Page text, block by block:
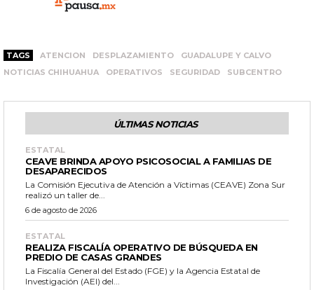
TAGS ATENCION DESPLAZAMIENTO
GUADALUPE Y CALVO
NOTICIAS CHIHUAHUA
OPERATIVOS SEGURIDAD SUBCENTRO
ÚLTIMAS NOTICIAS
ESTATAL
CEAVE BRINDA APOYO PSICOSOCIAL A FAMILIAS DE
DESAPARECIDOS
La Comisión Ejecutiva de Atención a Víctimas (CEAVE) Zona Sur
realizó un taller de...
6 de agosto de 2026
ESTATAL
REALIZA FISCALÍA OPERATIVO DE BÚSQUEDA EN
PREDIO DE CASAS GRANDES
La Fiscalía General del Estado (FGE) y la Agencia Estatal de
Investigación (AEI) del...